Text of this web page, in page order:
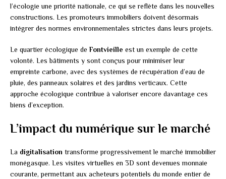
l’écologie une priorité nationale, ce qui se reflète dans les nouvelles
constructions. Les promoteurs immobiliers doivent désormais
intégrer des normes environnementales strictes dans leurs projets.
Le quartier écologique de Fontvieille est un exemple de cette
volonté. Les bâtiments y sont conçus pour minimiser leur
empreinte carbone, avec des systèmes de récupération d’eau de
pluie, des panneaux solaires et des jardins verticaux. Cette
approche écologique contribue à valoriser encore davantage ces
biens d’exception.
L’impact du numérique sur le marché
La digitalisation transforme progressivement le marché immobilier
monégasque. Les visites virtuelles en 3D sont devenues monnaie
courante, permettant aux acheteurs potentiels du monde entier de